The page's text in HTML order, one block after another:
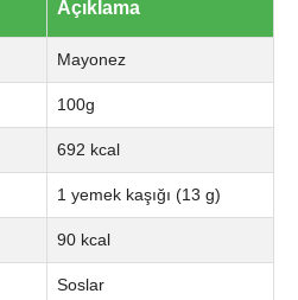
Açıklama
Mayonez
100g
692 kcal
1 yemek kaşığı (13 g)
90 kcal
Soslar